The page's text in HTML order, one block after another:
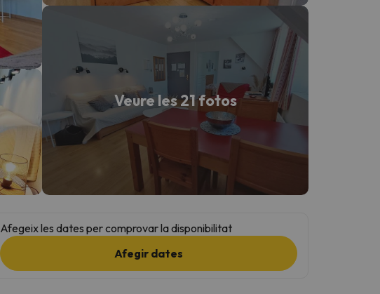
Veure les 21 fotos
Afegeix les dates per comprovar la disponibilitat
Afegir dates